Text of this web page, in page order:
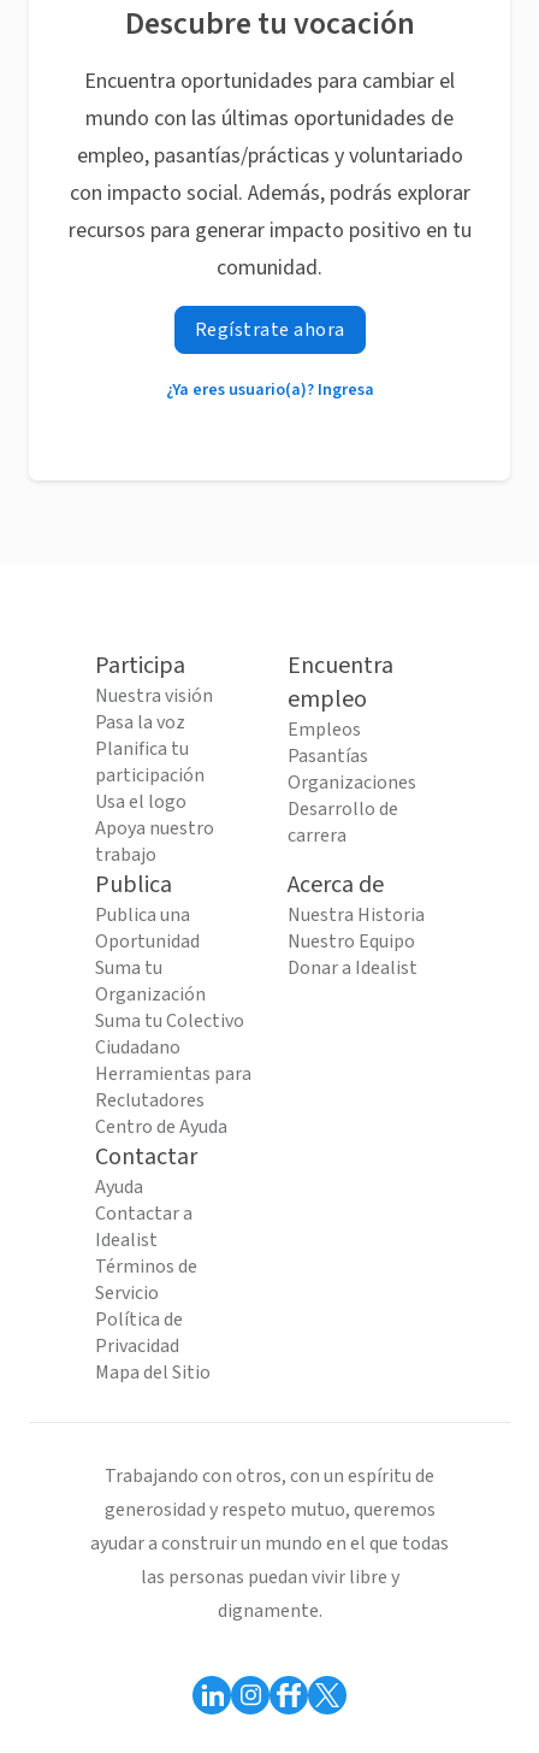
Descubre tu vocación
Encuentra oportunidades para cambiar el
mundo con las últimas oportunidades de
empleo, pasantías/prácticas y voluntariado
con impacto social. Además, podrás explorar
recursos para generar impacto positivo en tu
comunidad.
Regístrate ahora
¿Ya eres usuario(a)? Ingresa
Participa
Nuestra visión
Pasa la voz
Planifica tu
participación
Usa el logo
Apoya nuestro
trabajo
Encuentra
empleo
Empleos
Pasantías
Organizaciones
Desarrollo de
carrera
Publica
Publica una
Oportunidad
Suma tu
Organización
Suma tu Colectivo
Ciudadano
Herramientas para
Reclutadores
Centro de Ayuda
Acerca de
Nuestra Historia
Nuestro Equipo
Donar a Idealist
Contactar
Ayuda
Contactar a
Idealist
Términos de
Servicio
Política de
Privacidad
Mapa del Sitio
Trabajando con otros, con un espíritu de
generosidad y respeto mutuo, queremos
ayudar a construir un mundo en el que todas
las personas puedan vivir libre y
dignamente.